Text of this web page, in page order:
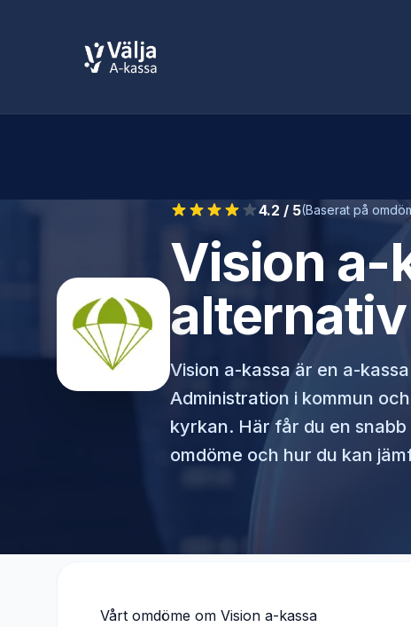
4.2 / 5(Baserat på
Vision a-
Vision a-kassaär en a-
Administration i kommun
kyrkan. Här får du en
omdöme och hur du kan
Vårt omdöme om Vision a-kassa